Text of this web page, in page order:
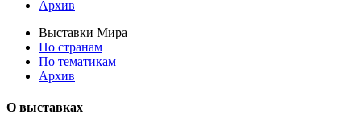
Архив
Выставки Мира
По странам
По тематикам
Архив
О выставках